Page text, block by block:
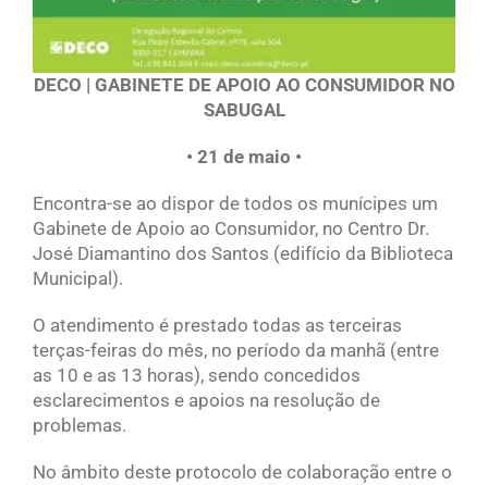
DECO | GABINETE DE APOIO AO CONSUMIDOR NO
SABUGAL
• 21 de maio •
Encontra-se ao dispor de todos os munícipes um
Gabinete de Apoio ao Consumidor, no Centro Dr.
José Diamantino dos Santos (edifício da Biblioteca
Municipal).
O atendimento é prestado todas as terceiras
terças-feiras do mês, no período da manhã (entre
as 10 e as 13 horas), sendo concedidos
esclarecimentos e apoios na resolução de
problemas.
No âmbito deste protocolo de colaboração entre o